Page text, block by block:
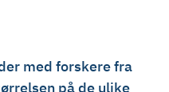
med forskere fra
på de ulike